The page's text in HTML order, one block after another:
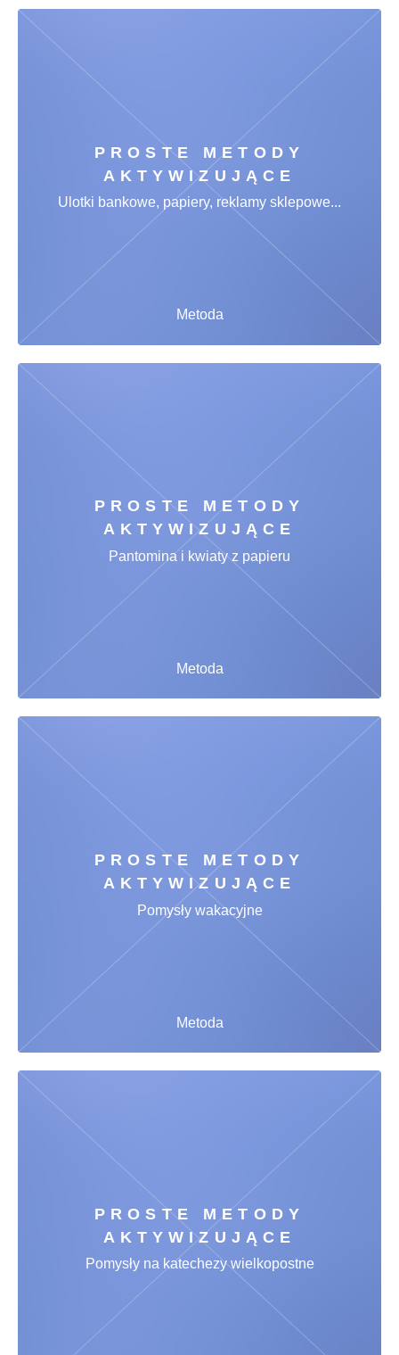
PROSTE METODY
AKTYWIZUJĄCE
Metoda
Ulotki bankowe, papiery, reklamy sklepowe...
PROSTE METODY
AKTYWIZUJĄCE
Metoda
Pantomina i kwiaty z papieru
PROSTE METODY
AKTYWIZUJĄCE
Metoda
Pomysły wakacyjne
PROSTE METODY
AKTYWIZUJĄCE
Pomysły na katechezy wielkopostne